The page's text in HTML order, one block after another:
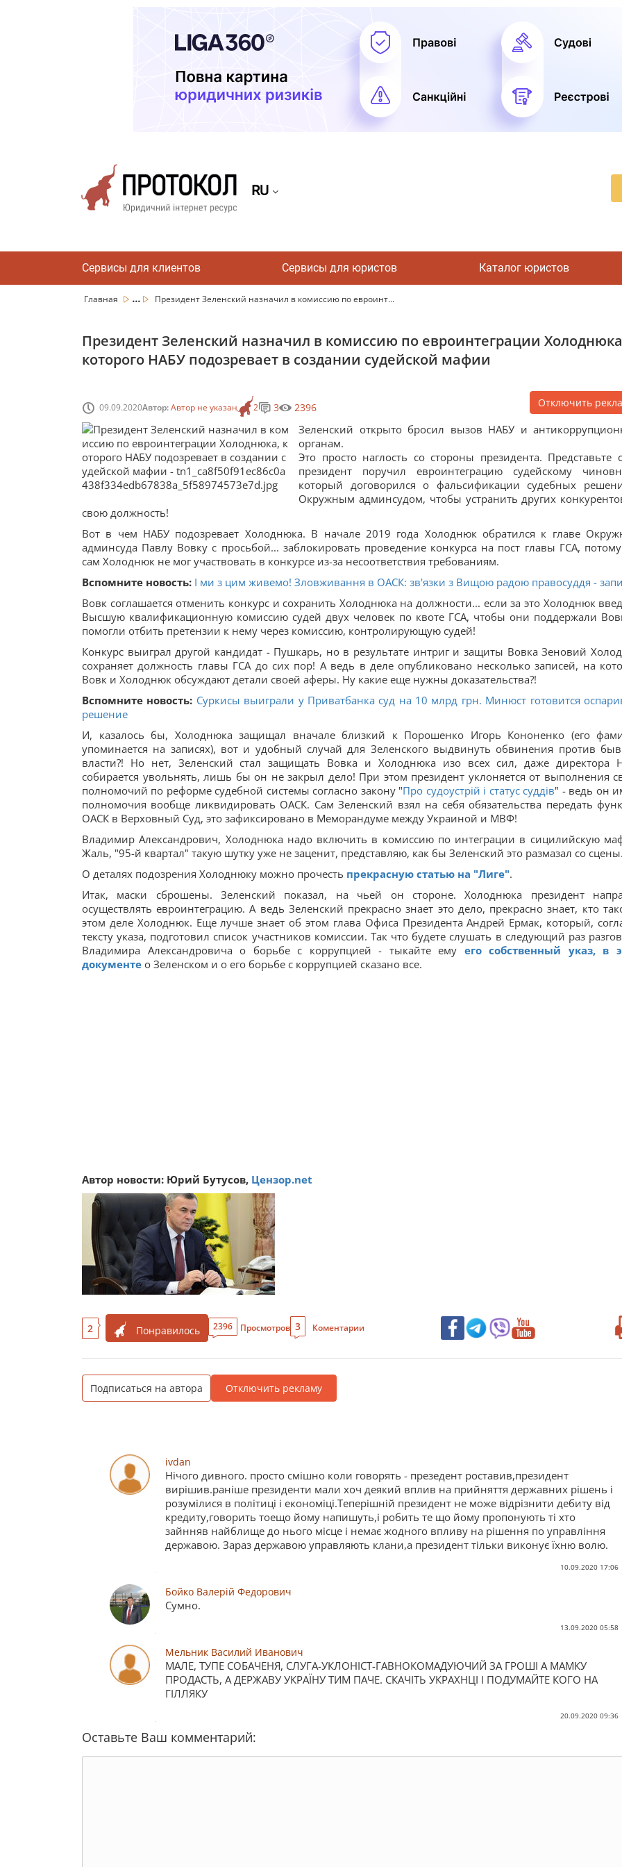
RU
Сервисы для клиентов Сервисы для юристов Каталог юристов
Главная ... Президент Зеленский назначил в комиссию по евроинт...
Президент Зеленский назначил в комиссию по евроинтеграции
которого НАБУ подозревает в создании судейской мафии
09.09.2020Автор:Автор не указан 2 3 2396 Отключить
Зеленский открыто бросил вызов НАБУ и
органам.
Это просто наглость со стороны президента. Представьте
президент поручил евроинтеграцию судейскому
который договорился о фальсификации судебных
Окружным админсудом, чтобы устранить других
свою должность!
Вот в чем НАБУ подозревает Холоднюка. В начале 2019 года Холоднюк обратился к главе
админсуда Павлу Вовку с просьбой... заблокировать проведение конкурса на пост главы ГСА,
сам Холоднюк не мог участвовать в конкурсе из-за несоответствия требованиям.
Вспомните новость: І ми з цим живемо! Зловживання в ОАСК: зв'язки з Вищою радою правосуддя -
Вовк соглашается отменить конкурс и сохранить Холоднюка на должности... если за это Холоднюк
Высшую квалификационную комиссию судей двух человек по квоте ГСА, чтобы они поддержали
помогли отбить претензии к нему через комиссию, контролирующую судей!
Конкурс выиграл другой кандидат - Пушкарь, но в результате интриг и защиты Вовка Зеновий
сохраняет должность главы ГСА до сих пор! А ведь в деле опубликовано несколько записей, на
Вовк и Холоднюк обсуждают детали своей аферы. Ну какие еще нужны доказательства?!
Вспомните новость: Суркисы выиграли у Приватбанка суд на 10 млрд грн. Минюст готовится
решение
И, казалось бы, Холоднюка защищал вначале близкий к Порошенко Игорь Кононенко (его
упоминается на записях), вот и удобный случай для Зеленского выдвинуть обвинения против
власти?! Но нет, Зеленский стал защищать Вовка и Холоднюка изо всех сил, даже директора
собирается увольнять, лишь бы он не закрыл дело! При этом президент уклоняется от выполнения
полномочий по реформе судебной системы согласно закону "Про судоустрій і статус суддів" - ведь он
полномочия вообще ликвидировать ОАСК. Сам Зеленский взял на себя обязательства передать
ОАСК в Верховный Суд, это зафиксировано в Меморандуме между Украиной и МВФ!
Владимир Александрович, Холоднюка надо включить в комиссию по интеграции в сицилийскую
Жаль, "95-й квартал" такую шутку уже не заценит, представляю, как бы Зеленский это размазал со сцены.
О деталях подозрения Холоднюку можно прочесть прекрасную статью на "Лиге".
Итак, маски сброшены. Зеленский показал, на чьей он стороне. Холоднюка президент
осуществлять евроинтеграцию. А ведь Зеленский прекрасно знает это дело, прекрасно знает, кто
этом деле Холоднюк. Еще лучше знает об этом глава Офиса Президента Андрей Ермак, который,
тексту указа, подготовил список участников комиссии. Так что будете слушать в следующий раз
Владимира Александровича о борьбе с коррупцией - тыкайте ему его собственный указ, в
документе о Зеленском и о его борьбе с коррупцией сказано все.
Автор новости: Юрий Бутусов, Цензор.net
2 Понравилось 2396 Просмотров 3 Коментарии
Подписаться на автора Отключить рекламу
ivdan
Нічого дивного. просто смішно коли говорять - презедент роставив,президент
вирішив.раніше президенти мали хоч деякий вплив на прийняття державних рішень і
розумілися в політиці і економіці.Теперішній президент не може відрізнити дебиту від
кредиту,говорить тоещо йому напишуть,і робить те що йому пропонують ті хто
зайнняв найблище до нього місце і немає жодного впливу на рішення по управління
державою. Зараз державою управляють клани,а президент тільки виконує їхню волю.
10.09.2020 17:06
Бойко Валерій Федорович
Cумно.
13.09.2020 05:58
Мельник Василий Иванович
МАЛЕ, ТУПЕ СОБАЧЕНЯ, СЛУГА-УКЛОНІСТ-ГАВНОКОМАДУЮЧИЙ ЗА ГРОШІ А МАМКУ
ПРОДАСТЬ, А ДЕРЖАВУ УКРАЇНУ ТИМ ПАЧЕ. СКАЧІТЬ УКРАХНЦІ І ПОДУМАЙТЕ КОГО НА
ГІЛЛЯКУ
20.09.2020 09:36
Оставьте Ваш комментарий: